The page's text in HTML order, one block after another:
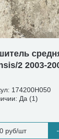
2 2003-
174200H050
В наличии: Да (1)
руб/шт -